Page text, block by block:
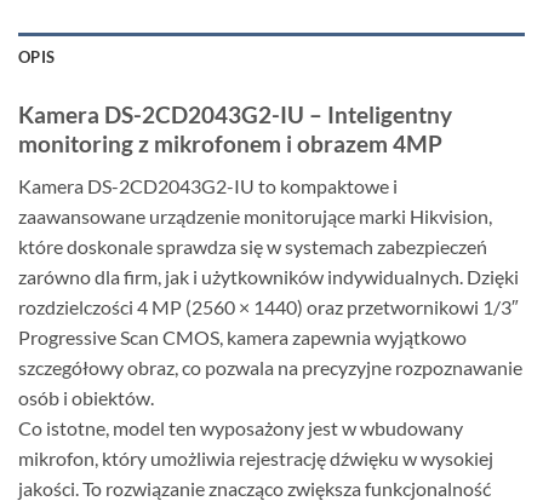
OPIS
Kamera DS-2CD2043G2-IU – Inteligentny
monitoring z mikrofonem i obrazem 4MP
Kamera DS-2CD2043G2-IU to kompaktowe i
zaawansowane urządzenie monitorujące marki Hikvision,
które doskonale sprawdza się w systemach zabezpieczeń
zarówno dla firm, jak i użytkowników indywidualnych. Dzięki
rozdzielczości 4 MP (2560 × 1440) oraz przetwornikowi 1/3″
Progressive Scan CMOS, kamera zapewnia wyjątkowo
szczegółowy obraz, co pozwala na precyzyjne rozpoznawanie
osób i obiektów.
Co istotne, model ten wyposażony jest w wbudowany
mikrofon, który umożliwia rejestrację dźwięku w wysokiej
jakości. To rozwiązanie znacząco zwiększa funkcjonalność